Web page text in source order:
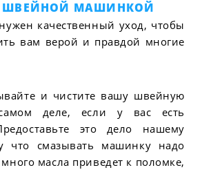
ШВЕЙНОЙ МАШИНКОЙ
качественный уход, чтобы
вам верой и правдой многие
и чистите вашу швейную
деле, если у вас есть
это дело нашему
что смазывать машинку надо
масла приведет к поломке,